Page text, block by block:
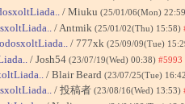
/ Miuku (25/01/06(Mon)
/ Antmik (25/01/02(Thu) 15:58)
/ 777xk (25/09/09(Tue)
/ Josh54 (23/07/19(Wed) 00:38) #5993
/ Blair Beard (23/07/25(Tue)
/ 投稿者 (23/08/16(Wed) 13:53)